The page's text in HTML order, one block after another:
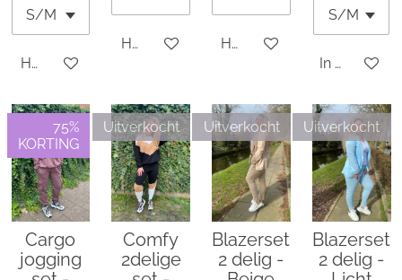
Houd mij op de hoogte
Houd mij op de hoogteHoud mij op de hoogte
In
75%
KORTING
Cargo
jogging
Uitverkocht
Comfy
2delige
Uitverkocht
Blazerset
2 delig -
Uitverkocht
Blazerset
2 delig -